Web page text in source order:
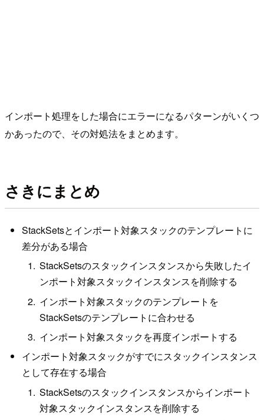
インポート処理をした場合にエラーになるパターンがいくつ
かあったので、その対処法をまとめます。
さきにまとめ
StackSetsとインポート対象スタックのテンプレートに
差分がある場合
StackSetsのスタックインスタンスから失敗したイ
ンポート対象スタックインスタンスを削除する
インポート対象スタックのテンプレートを
StackSetsのテンプレートに合わせる
インポート対象スタックを再度インポートする
インポート対象スタックがすでにスタックインスタンス
として存在する場合
StackSetsのスタックインスタンスからインポート
対象スタックインスタンスを削除する